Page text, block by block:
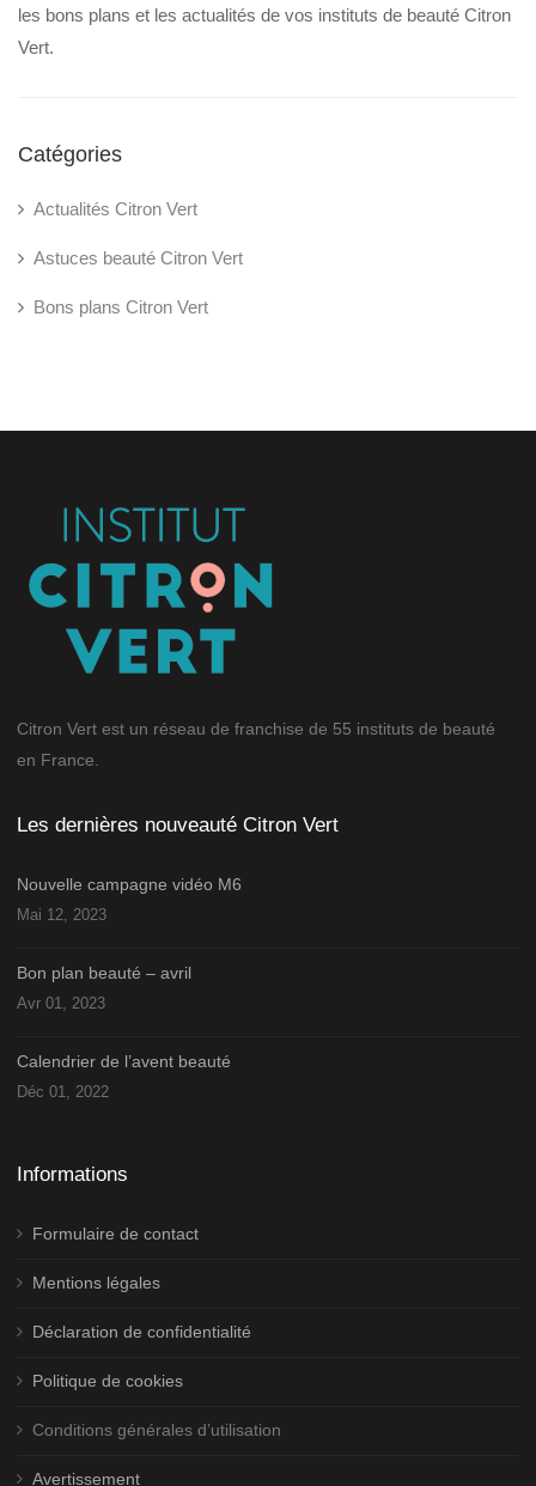
les bons plans et les actualités de vos instituts de beauté Citron
Vert.
Catégories
Actualités Citron Vert
Astuces beauté Citron Vert
Bons plans Citron Vert
Citron Vert est un réseau de franchise de 55 instituts de beauté
en France.
Les dernières nouveauté Citron Vert
Nouvelle campagne vidéo M6
Mai 12, 2023
Bon plan beauté – avril
Avr 01, 2023
Calendrier de l’avent beauté
Déc 01, 2022
Informations
Formulaire de contact
Mentions légales
Déclaration de confidentialité
Politique de cookies
Conditions générales d’utilisation
Avertissement